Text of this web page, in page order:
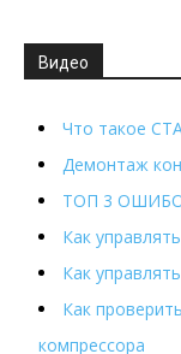
Видео
Что такое
Демонтаж
ТОП 3
Как
Как
Как
компрессора